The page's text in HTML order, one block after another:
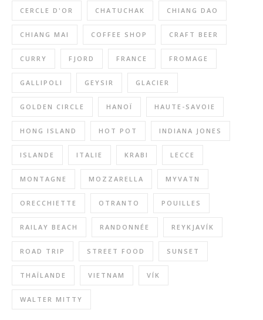
CERCLE D'OR CHATUCHAK CHIANG DAO
CHIANG MAI COFFEE SHOP CRAFT BEER
CURRY FJORD FRANCE FROMAGE
GALLIPOLI GEYSIR GLACIER
GOLDEN CIRCLE HANOÏ HAUTE-SAVOIE
HONG ISLAND HOT POT INDIANA JONES
ISLANDE ITALIE KRABI LECCE
MONTAGNE MOZZARELLA MYVATN
ORECCHIETTE OTRANTO POUILLES
RAILAY BEACH RANDONNÉE REYKJAVÍK
ROAD TRIP STREET FOOD SUNSET
THAÏLANDE VIETNAM VÍK
WALTER MITTY